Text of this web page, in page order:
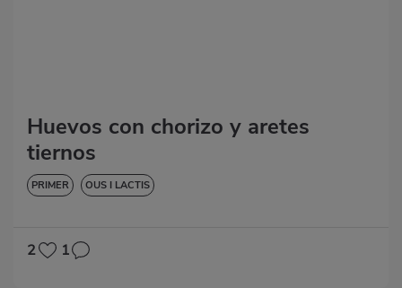
Huevos con chorizo y aretes
tiernos
PRIMER OUS I LACTIS
2 1